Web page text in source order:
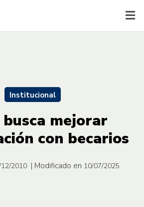
Institucional
mejorar
con becarios
2010 | Modificado en 10/07/2025